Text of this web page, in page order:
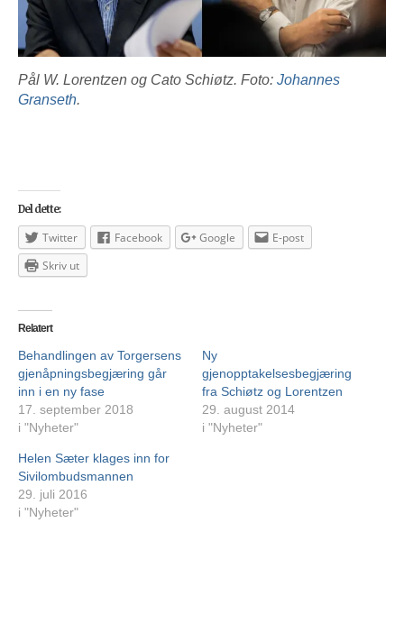
Pål W. Lorentzen og Cato Schiøtz. Foto: Johannes
Granseth.
Del dette:
Twitter Facebook Google
E-post
Skriv ut
Relatert
Behandlingen av Torgersens
gjenåpningsbegjæring går
inn i en ny fase
17. september 2018
i "Nyheter"
Ny
gjenopptakelsesbegjæring
fra Schiøtz og Lorentzen
29. august 2014
i "Nyheter"
Helen Sæter klages inn for
Sivilombudsmannen
29. juli 2016
i "Nyheter"